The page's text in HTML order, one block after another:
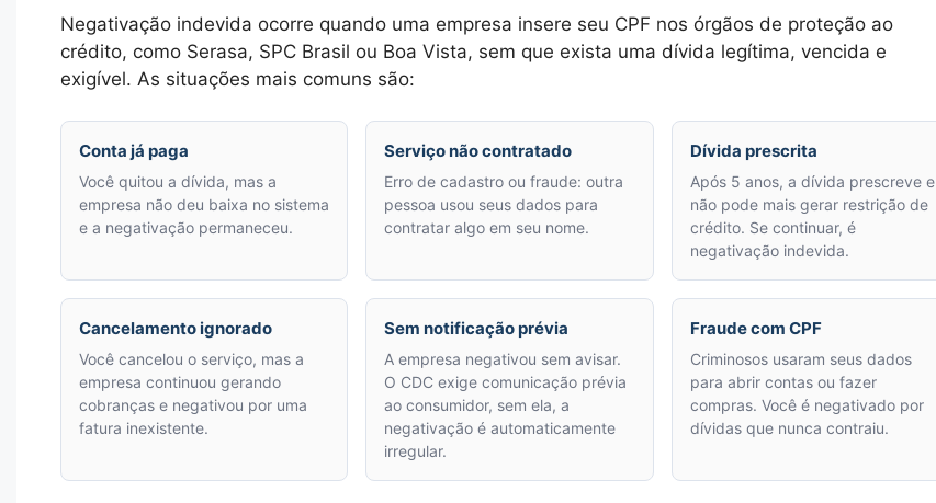
Negativação indevida ocorre quando uma empresa insere seu CPF nos órgãos de proteção ao
crédito, como Serasa, SPC Brasil ou Boa Vista, sem que exista uma dívida legítima, vencida e
exigível. As situações mais comuns são:
Conta já paga
Você quitou a dívida, mas a
empresa não deu baixa no sistema
e a negativação permaneceu.
Serviço não contratado
Erro de cadastro ou fraude: outra
pessoa usou seus dados para
contratar algo em seu nome.
Dívida prescrita
Após 5 anos, a dívida prescreve e
não pode mais gerar restrição de
crédito. Se continuar, é
negativação indevida.
Cancelamento ignorado
Você cancelou o serviço, mas a
empresa continuou gerando
cobranças e negativou por uma
fatura inexistente.
Sem notificação prévia
A empresa negativou sem avisar.
O CDC exige comunicação prévia
ao consumidor, sem ela, a
negativação é automaticamente
irregular.
Fraude com CPF
Criminosos usaram seus dados
para abrir contas ou fazer
compras. Você é negativado por
dívidas que nunca contraiu.